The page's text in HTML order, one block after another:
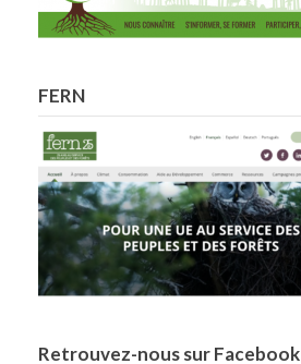
FERN
Retrouvez-nous sur Facebook